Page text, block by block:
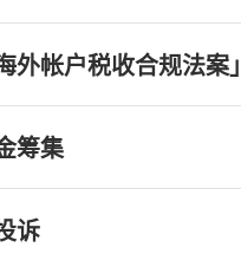
外帐户税收合规法案」
筹集
诉